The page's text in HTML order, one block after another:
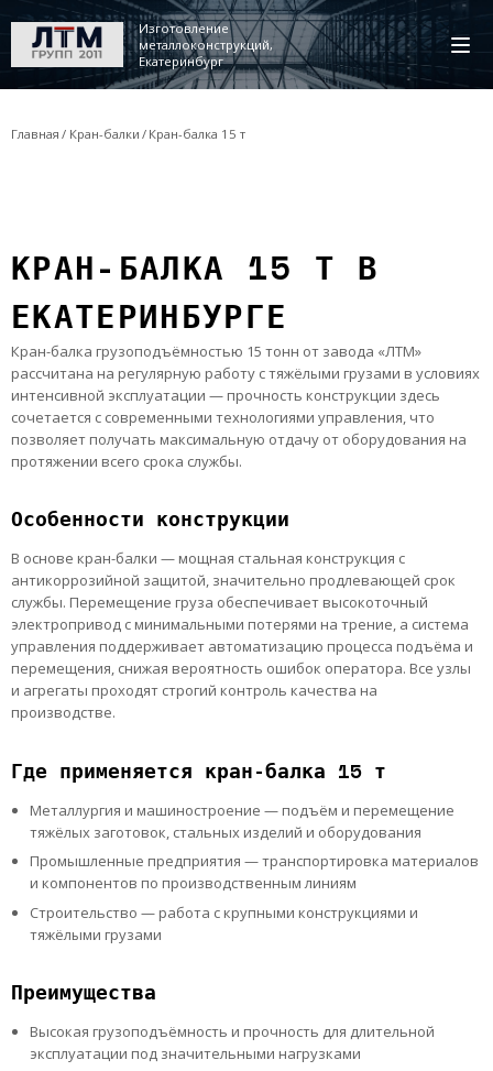
Изготовление
металлоконструкций,
Екатеринбург
Главная Кран-балки Кран-балка 15 т
КРАН-БАЛКА 15 Т В
ЕКАТЕРИНБУРГЕ
Кран-балка грузоподъёмностью 15 тонн от завода «ЛТМ»
рассчитана на регулярную работу с тяжёлыми грузами в условиях
интенсивной эксплуатации — прочность конструкции здесь
сочетается с современными технологиями управления, что
позволяет получать максимальную отдачу от оборудования на
протяжении всего срока службы.
Особенности конструкции
В основе кран-балки — мощная стальная конструкция с
антикоррозийной защитой, значительно продлевающей срок
службы. Перемещение груза обеспечивает высокоточный
электропривод с минимальными потерями на трение, а система
управления поддерживает автоматизацию процесса подъёма и
перемещения, снижая вероятность ошибок оператора. Все узлы
и агрегаты проходят строгий контроль качества на
производстве.
Где применяется кран-балка 15 т
Металлургия и машиностроение — подъём и перемещение
тяжёлых заготовок, стальных изделий и оборудования
Промышленные предприятия — транспортировка материалов
и компонентов по производственным линиям
Строительство — работа с крупными конструкциями и
тяжёлыми грузами
Преимущества
Высокая грузоподъёмность и прочность для длительной
эксплуатации под значительными нагрузками